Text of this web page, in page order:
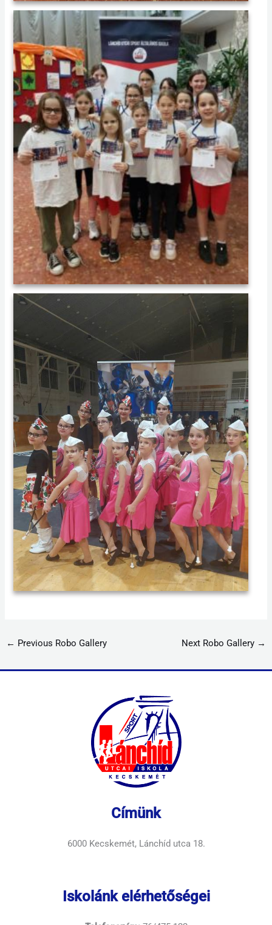
← Previous Robo Gallery Next Robo Gallery →
Címünk
6000 Kecskemét, Lánchíd utca 18.
Iskolánk elérhetőségei